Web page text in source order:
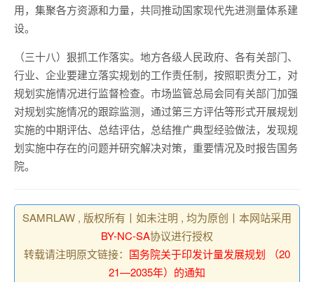
用，集聚各方资源和力量，共同推动国家现代先进测量体系建
设。
（三十八）狠抓工作落实。地方各级人民政府、各有关部门、
行业、企业要建立落实规划的工作责任制，按照职责分工，对
规划实施情况进行监督检查。市场监管总局会同有关部门加强
对规划实施情况的跟踪监测，通过第三方评估等形式开展规划
实施的中期评估、总结评估，总结推广典型经验做法，发现规
划实施中存在的问题并研究解决对策，重要情况及时报告国务
院。
SAMRLAW , 版权所有丨如未注明 , 均为原创丨本网站采用
BY-NC-SA协议进行授权
转载请注明原文链接： 国务院关于印发计量发展规划 （20
21—2035年）的通知